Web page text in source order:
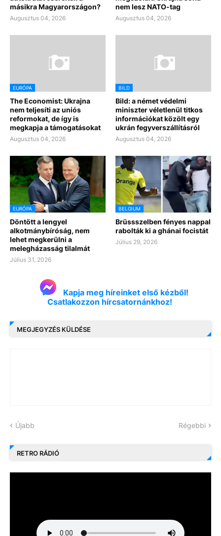
másikra Magyarországon?
Augusztus 04, 2026
nem lesz NATO-tag
Augusztus 04, 2026
EURÓPA
The Economist: Ukrajna
nem teljesíti az uniós
reformokat, de így is
megkapja a támogatásokat
Augusztus 04, 2026
BILD
Bild: a német védelmi
miniszter véletlenül titkos
információkat közölt egy
ukrán fegyverszállításról
Augusztus 04, 2026
EURÓPA
Döntött a lengyel
alkotmánybíróság, nem
lehet megkerülni a
melegházasság tilalmát
Július 31, 2026
BELGIUM
Brüssszelben fényes nappal
rabolták ki a ghánai focistát
Július 29, 2026
Kapja meg híreinket első kézből!
Csatlakozzon hírcsatornánkhoz!
MEGJEGYZÉS KÜLDÉSE
Újabb Régebbi
RETRO RÁDIÓ